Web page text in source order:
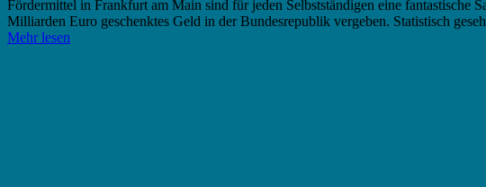
Fördermittel in Frankfurt am Main sind für jeden Selbstständigen eine fantastische
Milliarden Euro geschenktes Geld in der Bundesrepublik vergeben. Statistisch
Mehr lesen